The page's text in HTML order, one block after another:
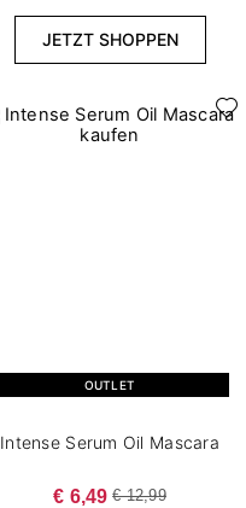
JETZT SHOPPEN
OUTLET
Intense Serum Oil Mascara
€ 6,49 € 12,99